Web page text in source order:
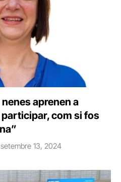
aprenen a
com si fos
setembre 13, 2024